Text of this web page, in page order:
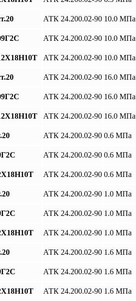
АТК 24.200.02-90 10.0 МПа
АТК 24.200.02-90 10.0 МПа
АТК 24.200.02-90 10.0 МПа
АТК 24.200.02-90 16.0 МПа
АТК 24.200.02-90 16.0 МПа
АТК 24.200.02-90 16.0 МПа
АТК 24.200.02-90 0.6 МПа
АТК 24.200.02-90 0.6 МПа
АТК 24.200.02-90 0.6 МПа
АТК 24.200.02-90 1.0 МПа
АТК 24.200.02-90 1.0 МПа
АТК 24.200.02-90 1.0 МПа
АТК 24.200.02-90 1.6 МПа
АТК 24.200.02-90 1.6 МПа
АТК 24.200.02-90 1.6 МПа